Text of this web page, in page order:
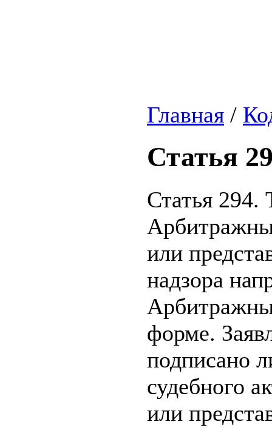
Главная /
Статья
Статья
или
надзора
форме.
подписано
судебного
или